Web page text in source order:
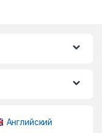
Английский